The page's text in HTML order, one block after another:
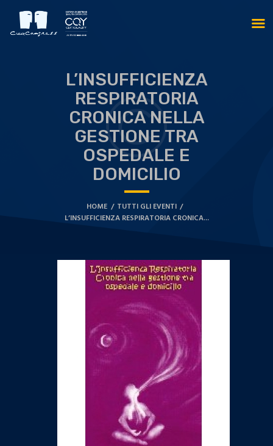
L’INSUFFICIENZA
RESPIRATORIA
CRONICA NELLA
GESTIONE TRA
OSPEDALE E
DOMICILIO
HOME
TUTTI GLI EVENTI
L’INSUFFICIENZA RESPIRATORIA CRONICA...